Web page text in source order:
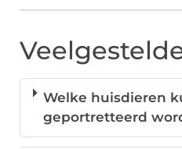
Welke huisdieren
geportretteerd